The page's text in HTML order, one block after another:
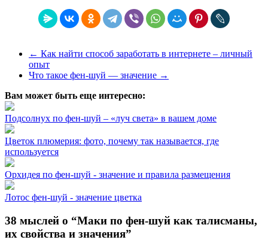
← Как найти способ заработать в интернете – личный
опыт
Что такое фен-шуй — значение →
Вам может быть еще интересно:
Подсолнух по фен-шуй – «луч света» в вашем доме
Цветок плюмерия: фото, почему так называется, где
используется
Орхидея по фен-шуй - значение и правила размещения
Лотос фен-шуй - значение цветка
38 мыслей о “Маки по фен-шуй как талисманы,
их свойства и значения”